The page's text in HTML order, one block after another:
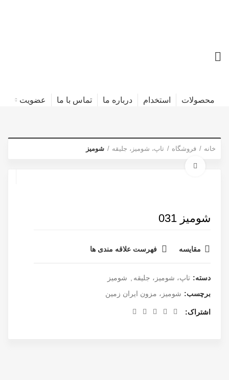
محصولات استخدام درباره ما تماس با ما عضویت
خانه فروشگاه تاپ، شومیز، جلیقه شومیز
شومیز 031
مقایسه فهرست علاقه مندی ها
دسته: تاپ، شومیز، جلیقه
شومیز
برچسب: شومیز، مزون ایران زمین
اشتراک